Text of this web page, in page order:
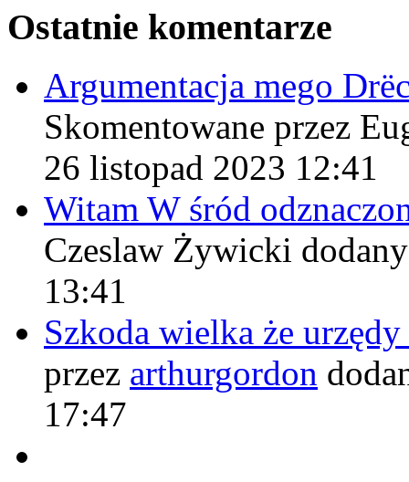
Ostatnie komentarze
Argumentacja mego
Skomentowane przez
26 listopad 2023 12:41
Witam W śród
Czeslaw Żywicki
13:41
Szkoda wielka że
przez arthurgordon
17:47